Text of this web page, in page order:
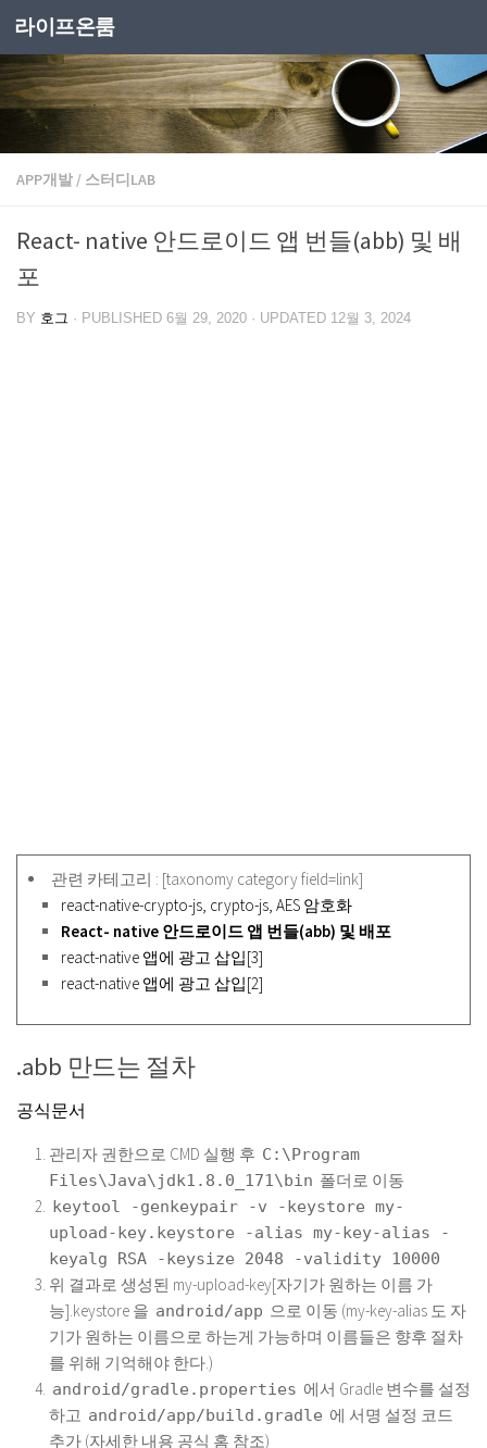
라이프온룸
APP개발 / 스터디LAB
React- native 안드로이드 앱 번들(abb) 및 배
포
BY 호그 · PUBLISHED 6월 29, 2020 · UPDATED 12월 3, 2024
관련 카테고리 : [taxonomy category field=link]
react-native-crypto-js, crypto-js, AES 암호화
React- native 안드로이드 앱 번들(abb) 및 배포
react-native 앱에 광고 삽입[3]
react-native 앱에 광고 삽입[2]
.abb 만드는 절차
공식문서
관리자 권한으로 CMD 실행 후 C:\Program
Files\Java\jdk1.8.0_171\bin 폴더로 이동
keytool -genkeypair -v -keystore my-
upload-key.keystore -alias my-key-alias -
keyalg RSA -keysize 2048 -validity 10000
위 결과로 생성된 my-upload-key[자기가 원하는 이름 가
능].keystore 을 android/app 으로 이동 (my-key-alias 도 자
기가 원하는 이름으로 하는게 가능하며 이름들은 향후 절차
를 위해 기억해야 한다.)
android/gradle.properties 에서 Gradle 변수를 설정
하고 android/app/build.gradle 에 서명 설정 코드
추가 (자세한 내용 공식 홈 참조)